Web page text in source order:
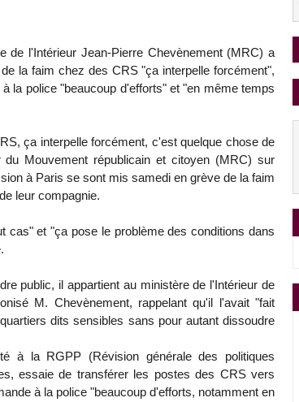
de l'Intérieur Jean-Pierre Chevènement (MRC) a
la faim chez des CRS "ça interpelle forcément",
la police "beaucoup d'efforts" et "en même temps
ça interpelle forcément, c'est quelque chose de
Mouvement républicain et citoyen (MRC) sur
à Paris se sont mis samedi en grève de la faim
leur compagnie.
cas" et "ça pose le problème des conditions dans
public, il appartient au ministère de l'Intérieur de
M. Chevènement, rappelant qu'il l'avait "fait
dits sensibles sans pour autant dissoudre
à la RGPP (Révision générale des politiques
essaie de transférer les postes des CRS vers
à la police "beaucoup d'efforts, notamment en